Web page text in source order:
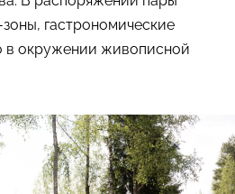
гастрономические
в окружении живописной